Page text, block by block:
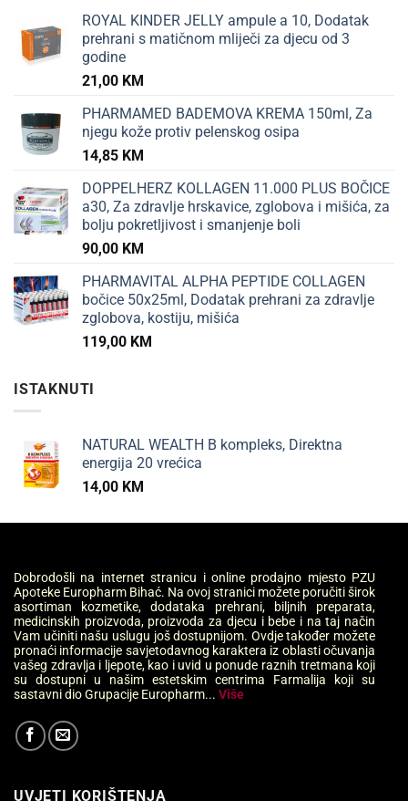
ROYAL KINDER JELLY ampule a 10, Dodatak
prehrani s matičnom mliječi za djecu od 3
godine
21,00 KM
PHARMAMED BADEMOVA KREMA 150ml, Za
njegu kože protiv pelenskog osipa
14,85 KM
DOPPELHERZ KOLLAGEN 11.000 PLUS BOČICE
a30, Za zdravlje hrskavice, zglobova i mišića, za
bolju pokretljivost i smanjenje boli
90,00 KM
PHARMAVITAL ALPHA PEPTIDE COLLAGEN
bočice 50x25ml, Dodatak prehrani za zdravlje
zglobova, kostiju, mišića
119,00 KM
ISTAKNUTI
NATURAL WEALTH B kompleks, Direktna
energija 20 vrećica
14,00 KM
Dobrodošli na internet stranicu i online prodajno mjesto PZU
Apoteke Europharm Bihać. Na ovoj stranici možete poručiti širok
asortiman kozmetike, dodataka prehrani, biljnih preparata,
medicinskih proizvoda, proizvoda za djecu i bebe i na taj način
Vam učiniti našu uslugu još dostupnijom. Ovdje također možete
pronaći informacije savjetodavnog karaktera iz oblasti očuvanja
vašeg zdravlja i ljepote, kao i uvid u ponude raznih tretmana koji
su dostupni u našim estetskim centrima Farmalija koji su
sastavni dio Grupacije Europharm... Više
UVJETI KORIŠTENJA